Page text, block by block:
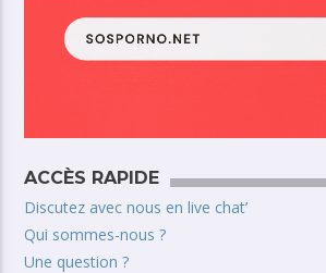
ACCÈS RAPIDE
Discutez avec nous en live chat’
Qui sommes-nous ?
Une question ?